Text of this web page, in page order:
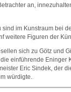
an,
sind im Kunstraum bei
weitere Figuren der
sich zu Götz und
einführende Eninger
Eric Sindek, der
würdigte.